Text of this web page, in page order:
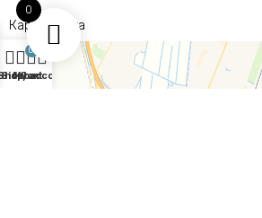
Карта сайта
0
Sidebar
0
Cart
My account